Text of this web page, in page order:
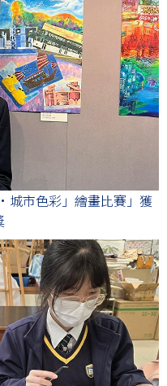
城市色彩」繪畫比賽」獲